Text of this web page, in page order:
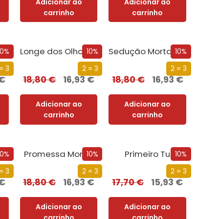
carrinho
carrinho
3
Mil e Uma Noites de Tentação
10%
2 = 3
Longe dos Olhos, Perto do Coração
18,80€ 16,93€
Adicionar ao
carrinho
10%
2 = 3
Sedução Mortal (Nova Edição)
18,80€ 16,93€
Adicionar ao
carrinho
3
10%
2 = 3
Promessa Mortal
18,80€ 16,93€
Adicionar ao
10%
2 = 3
Primeiro Tu
17,70€ 15,93€
Adicionar ao